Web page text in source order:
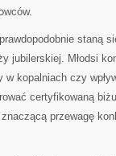
staną
jubilerskiej. Młodsi
w kopalniach czy
certyfikowaną
przewagę